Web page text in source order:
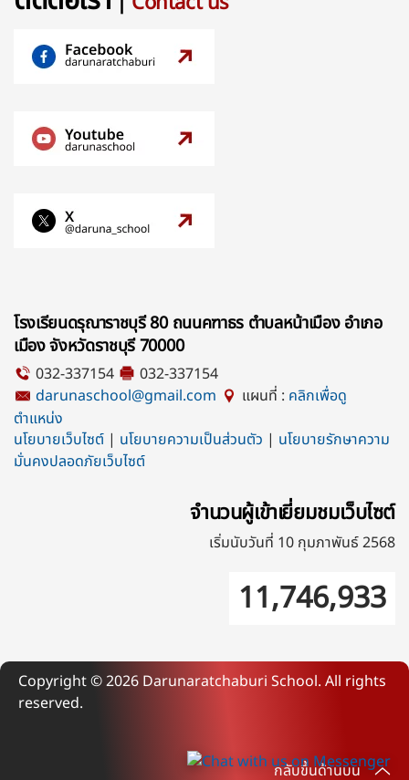
โรงเรียนดรุณาราชบุรี 80 ถนนคฑาธร ตำบลหน้าเมือง อำเภอ
เมือง จังหวัดราชบุรี 70000
032-337154
032-337154
darunaschool@gmail.com
แผนที่ : คลิกเพื่อดู
ตำแหน่ง
นโยบายเว็บไซต์ | นโยบายความเป็นส่วนตัว | นโยบายรักษาความ
มั่นคงปลอดภัยเว็บไซต์
จำนวนผู้เข้าเยี่ยมชมเว็บไซต์
เริ่มนับวันที่ 10 กุมภาพันธ์ 2568
11,746,933
Copyright ©2026 Darunaratchaburi School. All rights
reserved.
กลับขึ้นด้านบน